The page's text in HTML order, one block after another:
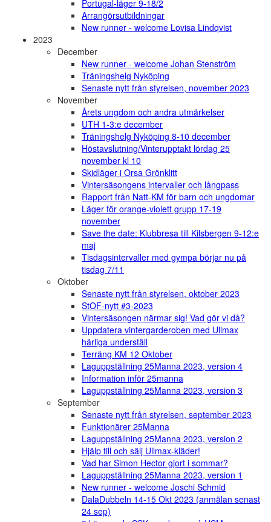
Portugal-läger 9-18/2
Arrangörsutbildningar
New runner - welcome Lovisa Lindqvist
2023
December
New runner - welcome Johan Stenström
Träningshelg Nyköping
Senaste nytt från styrelsen, november 2023
November
Årets ungdom och andra utmärkelser
UTH 1-3:e december
Träningshelg Nyköping 8-10 december
Höstavslutning/Vinterupptakt lördag 25
november kl 10
Skidläger i Orsa Grönklitt
Vintersäsongens intervaller och långpass
Rapport från Natt-KM för barn och ungdomar
Läger för orange-violett grupp 17-19
november
Save the date: Klubbresa till Kilsbergen 9-12:e
maj
Tisdagsintervaller med gympa börjar nu på
tisdag 7/11
Oktober
Senaste nytt från styrelsen, oktober 2023
StOF-nytt #3-2023
Vintersäsongen närmar sig! Vad gör vi då?
Uppdatera vintergarderoben med Ullmax
härliga underställ
Terräng KM 12 Oktober
Laguppställning 25Manna 2023, version 4
Information inför 25manna
Laguppställning 25Manna 2023, version 3
September
Senaste nytt från styrelsen, september 2023
Funktionärer 25Manna
Laguppställning 25Manna 2023, version 2
Hjälp till och sälj Ullmax-kläder!
Vad har Simon Hector gjort i sommar?
Laguppställning 25Manna 2023, version 1
New runner - welcome Joschi Schmid
DalaDubbeln 14-15 Okt 2023 (anmälan senast
24 sep)